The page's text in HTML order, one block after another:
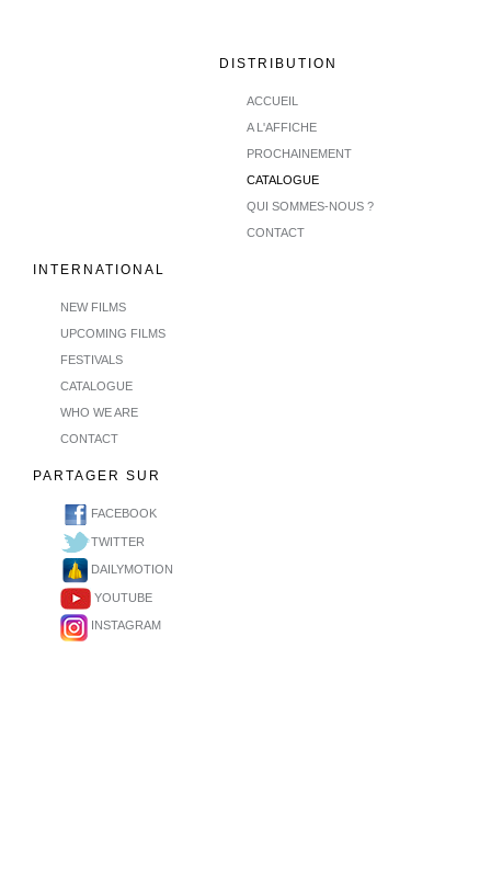
DISTRIBUTION
ACCUEIL
A L'AFFICHE
PROCHAINEMENT
CATALOGUE
QUI SOMMES-NOUS ?
CONTACT
INTERNATIONAL
NEW FILMS
UPCOMING FILMS
FESTIVALS
CATALOGUE
WHO WE ARE
CONTACT
PARTAGER SUR
FACEBOOK
TWITTER
DAILYMOTION
YOUTUBE
INSTAGRAM